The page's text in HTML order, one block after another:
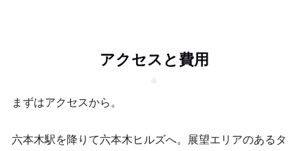
アクセスと費用
まずはアクセスから。
六本木駅を降りて六本木ヒルズへ。展望エリアのあるタ